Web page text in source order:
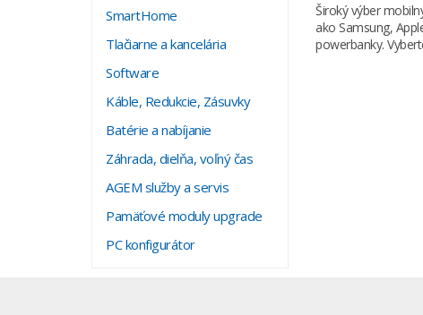
SmartHome
Tlačiarne a kancelária
Software
Káble, Redukcie, Zásuvky
Batérie a nabíjanie
Záhrada, dielňa, voľný čas
AGEM služby a servis
Pamäťové moduly upgrade
PC konfigurátor
Široký výber
ako Samsung,
powerbanky.